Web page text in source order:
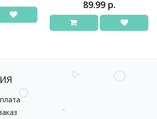
89.99 р.